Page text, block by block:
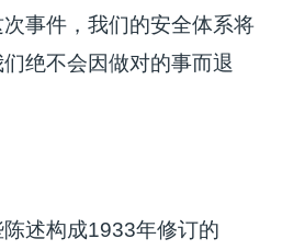
事件，我们的安全体系将
绝不会因做对的事而退
述构成1933年修订的